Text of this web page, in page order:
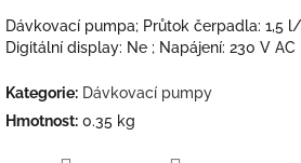
Dávkovací pumpa; Průtok čerpadla: 1,5
Digitální display: Ne ; Napájení: 230 V AC
Kategorie: Dávkovací pumpy
Hmotnost: 0.35 kg